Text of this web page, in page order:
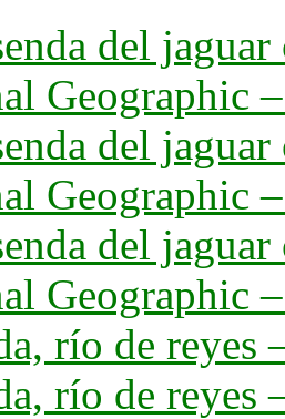
del
Geographic
del
Geographic
del
Geographic
río de reyes
río de reyes